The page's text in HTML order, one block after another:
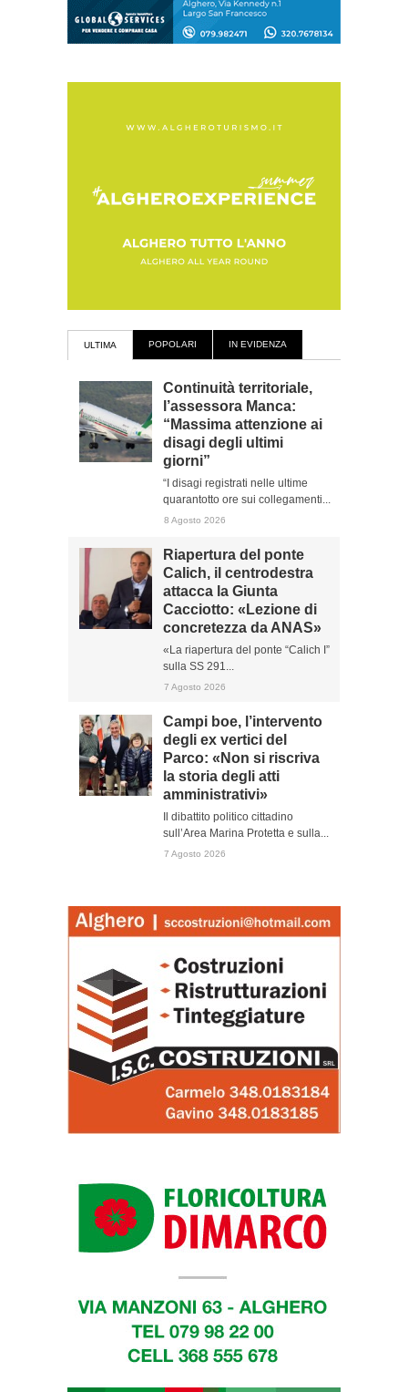
ULTIMA POPOLARI IN EVIDENZA
Continuità territoriale,
l’assessora Manca:
“Massima attenzione ai
disagi degli ultimi
giorni”
“I disagi registrati nelle ultime
quarantotto ore sui collegamenti...
8 Agosto 2026
Riapertura del ponte
Calich, il centrodestra
attacca la Giunta
Cacciotto: «Lezione di
concretezza da ANAS»
«La riapertura del ponte “Calich I”
sulla SS 291...
7 Agosto 2026
Campi boe, l’intervento
degli ex vertici del
Parco: «Non si riscriva
la storia degli atti
amministrativi»
Il dibattito politico cittadino
sull’Area Marina Protetta e sulla...
7 Agosto 2026